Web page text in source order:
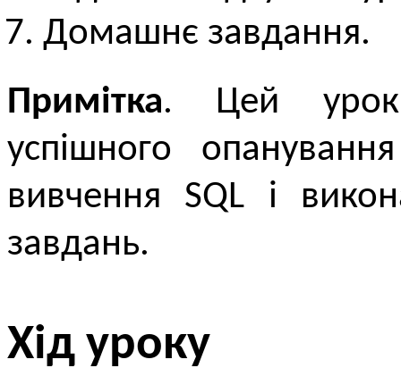
Домашнє завдання.
Примітка. Цей урок
успішного
вивчення SQL і
завдань.
Хід уроку